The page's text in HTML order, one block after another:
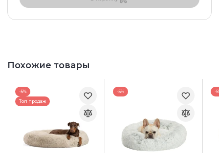
Похожие товары
-5%
Топ продаж
-5% -